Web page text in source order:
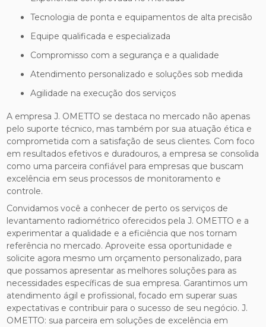
Tecnologia de ponta e equipamentos de alta precisão
Equipe qualificada e especializada
Compromisso com a segurança e a qualidade
Atendimento personalizado e soluções sob medida
Agilidade na execução dos serviços
A empresa J. OMETTO se destaca no mercado não apenas
pelo suporte técnico, mas também por sua atuação ética e
comprometida com a satisfação de seus clientes. Com foco
em resultados efetivos e duradouros, a empresa se consolida
como uma parceira confiável para empresas que buscam
excelência em seus processos de monitoramento e
controle.
Convidamos você a conhecer de perto os serviços de
levantamento radiométrico oferecidos pela J. OMETTO e a
experimentar a qualidade e a eficiência que nos tornam
referência no mercado. Aproveite essa oportunidade e
solicite agora mesmo um orçamento personalizado, para
que possamos apresentar as melhores soluções para as
necessidades específicas de sua empresa. Garantimos um
atendimento ágil e profissional, focado em superar suas
expectativas e contribuir para o sucesso de seu negócio. J.
OMETTO: sua parceira em soluções de excelência em